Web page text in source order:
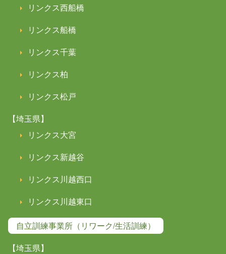
リンクス西船橋
リンクス船橋
リンクス千葉
リンクス柏
リンクス松戸
【埼玉県】
リンクス大宮
リンクス新越谷
リンクス川越西口
リンクス川越東口
自立訓練事業所（リワーク/生活訓練）
【埼玉県】